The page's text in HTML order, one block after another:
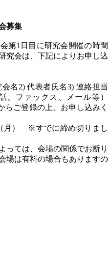
募集
第1 日目に研究会開催の時間
究会は、下記によりお申し込
会名 2)代表者氏名3) 連絡担当
、ファックス、メール等）
らご登録の上、お申し込みく
月） ※すでに締め切りまし
ては、会場の関係でお断り
場は有料の場合もありますの